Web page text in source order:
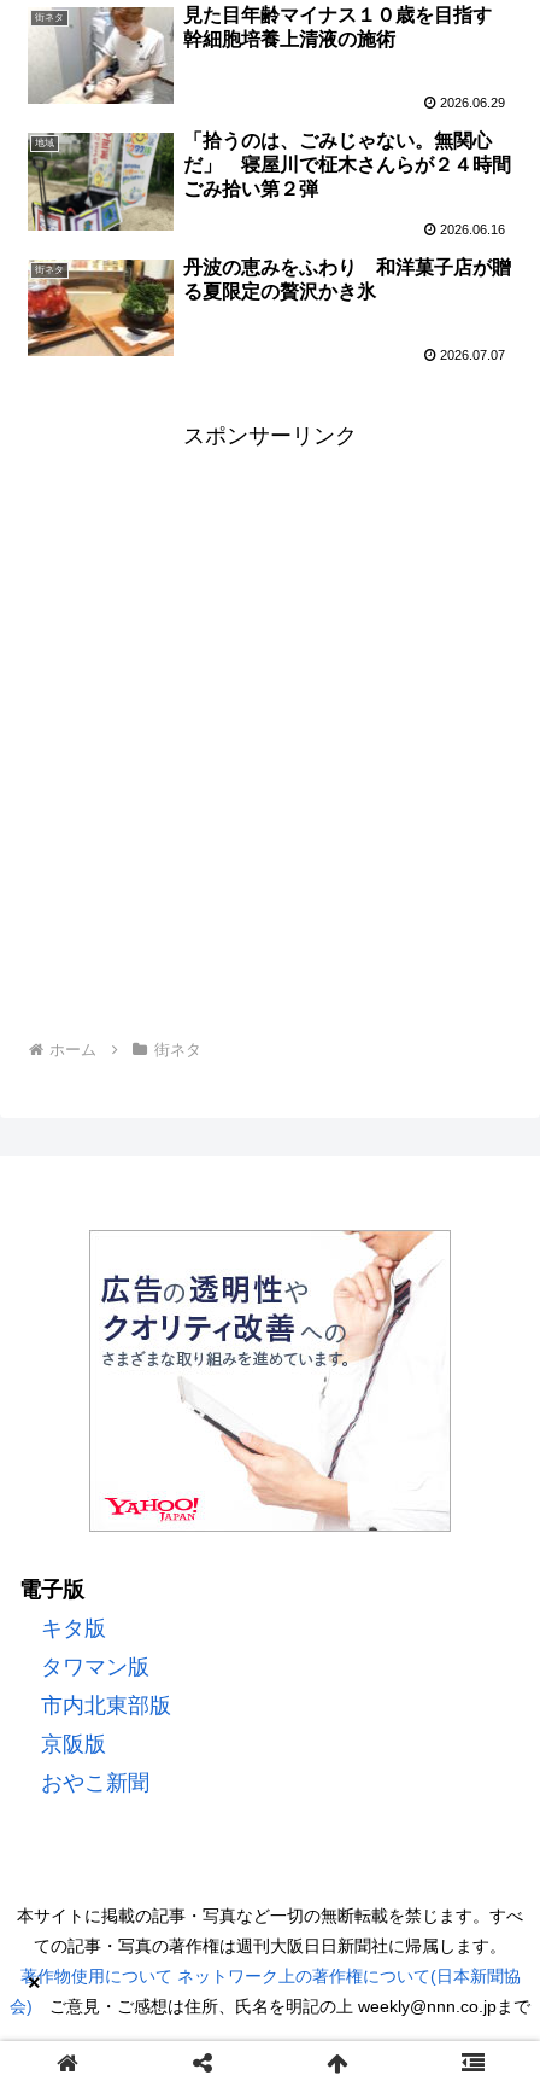
街ネタ
見た目年齢マイナス１０歳を目指す
幹細胞培養上清液の施術
2026.06.29
地域
「拾うのは、ごみじゃない。無関心
だ」 寝屋川で柾木さんらが２４時間
ごみ拾い第２弾
2026.06.16
街ネタ
丹波の恵みをふわり 和洋菓子店が贈
る夏限定の贅沢かき氷
2026.07.07
スポンサーリンク
ホーム 街ネタ
×
電子版
キタ版
タワマン版
市内北東部版
京阪版
おやこ新聞
本サイトに掲載の記事・写真など一切の無断転載を禁じます。すべ
ての記事・写真の著作権は週刊大阪日日新聞社に帰属します。
著作物使用について ネットワーク上の著作権について(日本新聞協
会) ご意見・ご感想は住所、氏名を明記の上 weekly@nnn.co.jpまで
Copyright © 2022 週刊大阪日日新聞 All Rights Reserved.